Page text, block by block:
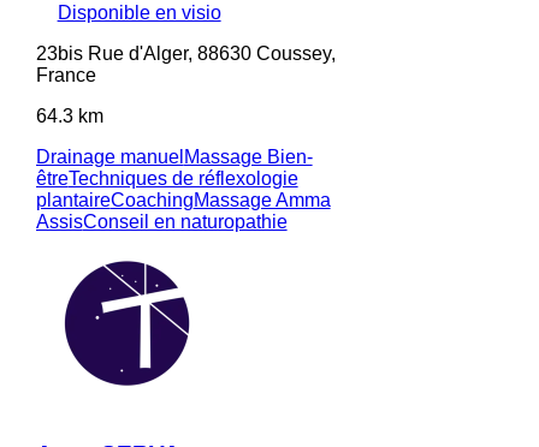
Disponible en visio
23bis Rue d'Alger, 88630 Coussey,
France
64.3 km
Drainage manuel Massage Bien-
êtreTechniques de réflexologie
plantaireCoachingMassage Amma
AssisConseil en naturopathie